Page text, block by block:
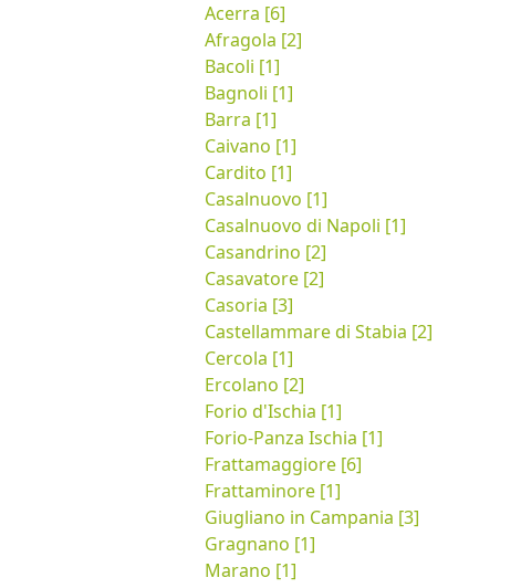
Acerra [6]
Afragola [2]
Bacoli [1]
Bagnoli [1]
Barra [1]
Caivano [1]
Cardito [1]
Casalnuovo [1]
Casalnuovo di Napoli [1]
Casandrino [2]
Casavatore [2]
Casoria [3]
Castellammare di Stabia [2]
Cercola [1]
Ercolano [2]
Forio d'Ischia [1]
Forio-Panza Ischia [1]
Frattamaggiore [6]
Frattaminore [1]
Giugliano in Campania [3]
Gragnano [1]
Marano [1]